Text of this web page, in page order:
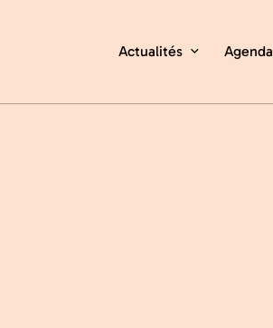
Actualités Agenda